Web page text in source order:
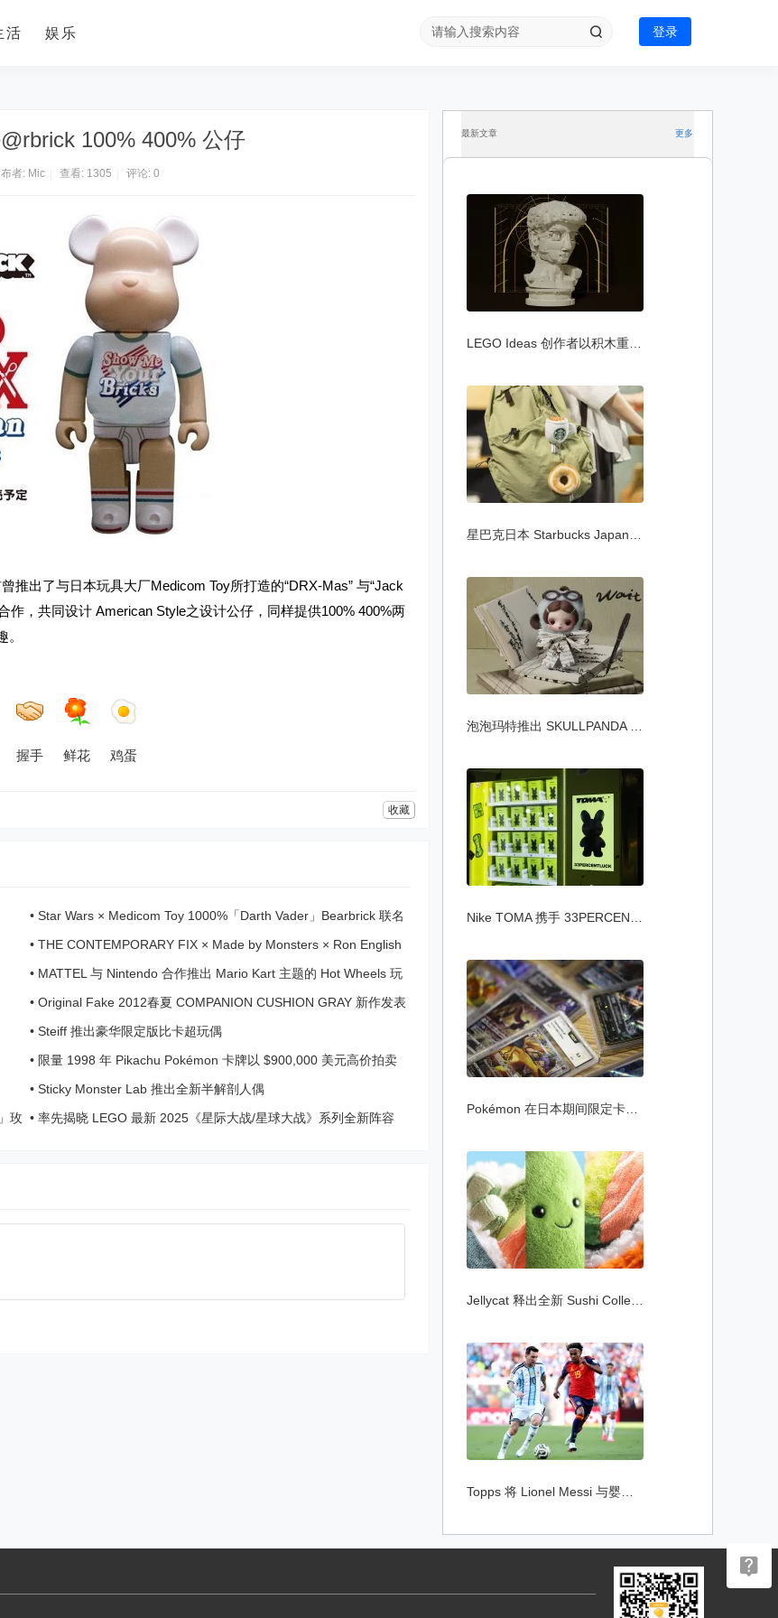
活 娱乐 登录
100% 400% 公仔
者: Mic 查看: 1305 评论: 0
推出了与日本玩具大厂Medicom Toy所打造的“DRX-Mas” 与“Jack
作，共同设计 American Style之设计公仔，同样提供100% 400%两
握手 鲜花 鸡蛋
收藏
• Star Wars × Medicom Toy 1000%「Darth Vader」Bearbrick 联名
珍藏版玩偶
• THE CONTEMPORARY FIX × Made by Monsters × Ron English
“X-Ray” Charlie Grin 公 ...
• MATTEL 与 Nintendo 合作推出 Mario Kart 主题的 Hot Wheels 玩
具
• Original Fake 2012春夏 COMPANION CUSHION GRAY 新作发表
• Steiff 推出豪华限定版比卡超玩偶
• 限量 1998 年 Pikachu Pokémon 卡牌以 $900,000 美元高价拍卖
• Sticky Monster Lab 推出全新半解剖人偶
玫 • 率先揭晓 LEGO 最新 2025《星际大战/星球大战》系列全新阵容
最新文章 更多